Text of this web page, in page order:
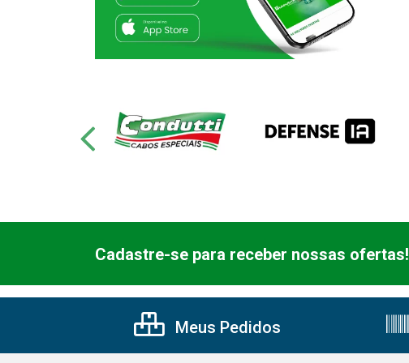
Cadastre-se para receber nossas ofertas!
Meus Pedidos